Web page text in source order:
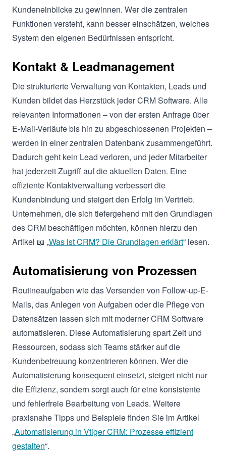
Kundeneinblicke zu gewinnen. Wer die zentralen
Funktionen versteht, kann besser einschätzen, welches
System den eigenen Bedürfnissen entspricht.
Kontakt & Leadmanagement
Die strukturierte Verwaltung von Kontakten, Leads und
Kunden bildet das Herzstück jeder CRM Software. Alle
relevanten Informationen – von der ersten Anfrage über
E-Mail-Verläufe bis hin zu abgeschlossenen Projekten –
werden in einer zentralen Datenbank zusammengeführt.
Dadurch geht kein Lead verloren, und jeder Mitarbeiter
hat jederzeit Zugriff auf die aktuellen Daten. Eine
effiziente Kontaktverwaltung verbessert die
Kundenbindung und steigert den Erfolg im Vertrieb.
Unternehmen, die sich tiefergehend mit den Grundlagen
des CRM beschäftigen möchten, können hierzu den
Artikel 📖 „Was ist CRM? Die Grundlagen erklärt“ lesen.
Automatisierung von Prozessen
Routineaufgaben wie das Versenden von Follow-up-E-
Mails, das Anlegen von Aufgaben oder die Pflege von
Datensätzen lassen sich mit moderner CRM Software
automatisieren. Diese Automatisierung spart Zeit und
Ressourcen, sodass sich Teams stärker auf die
Kundenbetreuung konzentrieren können. Wer die
Automatisierung konsequent einsetzt, steigert nicht nur
die Effizienz, sondern sorgt auch für eine konsistente
und fehlerfreie Bearbeitung von Leads. Weitere
praxisnahe Tipps und Beispiele finden Sie im Artikel
„Automatisierung in Vtiger CRM: Prozesse effizient
gestalten“.